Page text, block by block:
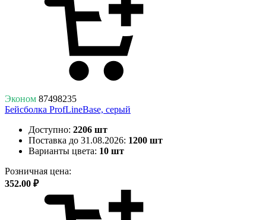
Эконом 87498235
Бейсболка ProfLineBase, серый
Доступно: 2206 шт
Поставка до 31.08.2026: 1200 шт
Варианты цвета: 10 шт
Розничная цена:
352.00 ₽